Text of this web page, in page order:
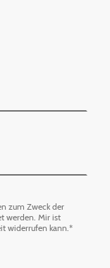
zum Zweck der
werden. Mir ist
widerrufen kann.*